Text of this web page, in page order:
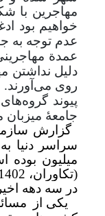
مهاجرین با
خواهیم بود
عدم توجه به
عمدة
دلیل
روی می‌آورند.
پیوند گروه
جامعۀ
گزارش
میلیون بوده
(تکاوران، 1402).
در سه دهه
یکی از